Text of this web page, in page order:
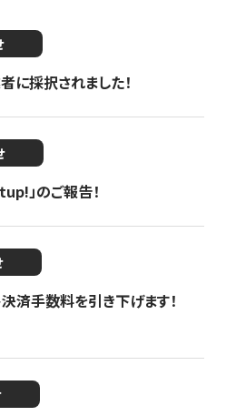
採択されました！
」のご報告！
済手数料を引き下げます！